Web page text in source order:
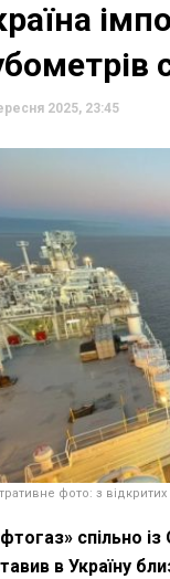
2025, 23:45
фото: з
спільно
в Україну